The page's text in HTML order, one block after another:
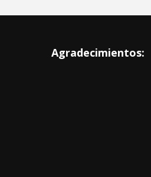
Agradecimientos: